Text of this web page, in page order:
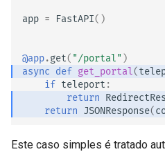
app = FastAPI()
@app.get( "/portal" )
async def get_portal(
if teleport :
return
return JSONResponse(
Este caso simples é tratado